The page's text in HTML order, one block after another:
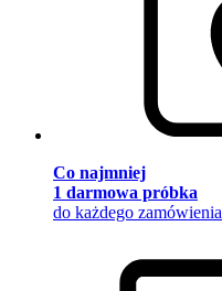
Co najmniej
1 darmowa próbka
do każdego zamówienia